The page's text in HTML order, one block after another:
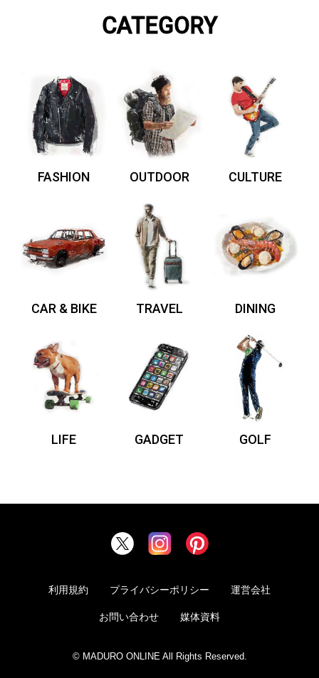
CATEGORY
FASHION OUTDOOR CULTURE
CAR & BIKE TRAVEL DINING
LIFE GADGET GOLF
利用規約 プライバシーポリシー 運営会社
お問い合わせ 媒体資料
© MADURO ONLINE All Rights Reserved.